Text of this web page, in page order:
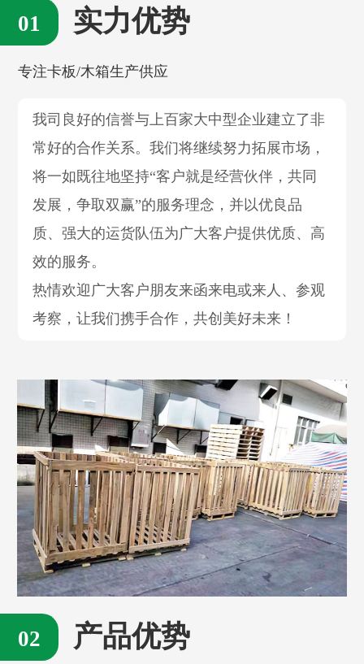
实力优势
专注卡板/木箱生产供应
我司良好的信誉与上百家大中型企业建立了非
常好的合作关系。我们将继续努力拓展市场，
将一如既往地坚持“客户就是经营伙伴，共同
发展，争取双赢”的服务理念，并以优良品
质、强大的运货队伍为广大客户提供优质、高
效的服务。
热情欢迎广大客户朋友来函来电或来人、参观
考察，让我们携手合作，共创美好未来！
产品优势